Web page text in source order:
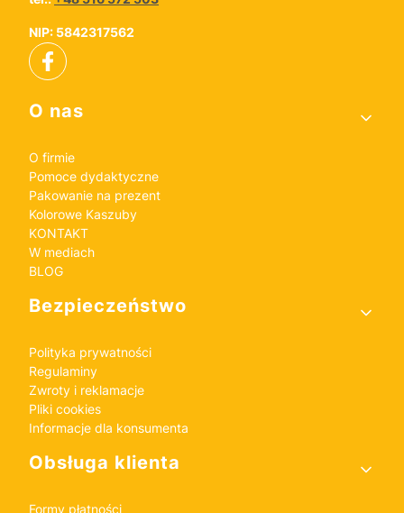
NIP: 5842317562
Linki w stopce
O nas
O firmie
Pomoce dydaktyczne
Pakowanie na prezent
Kolorowe Kaszuby
KONTAKT
W mediach
BLOG
Bezpieczeństwo
Polityka prywatności
Regulaminy
Zwroty i reklamacje
Pliki cookies
Informacje dla konsumenta
Obsługa klienta
Formy płatności